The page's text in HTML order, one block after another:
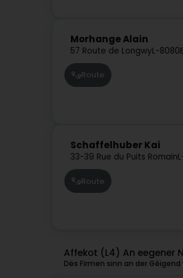
Morhange Alain
57 Route de LongwyL-8080
Route
Schaffelhuber Kai
33-39 Rue du Puits Romain
Route
Affekot (L4) An eegener
Dës Firmen sinn an der